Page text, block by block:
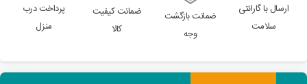
ارسال با گارانتی
سلامت
ضمانت بازگشت
وجه
ضمانت کیفیت
کالا
پرداخت درب
منزل